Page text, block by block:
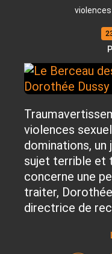
violences
dominations, un
sujet terrible et
concerne une
traiter,
directrice de